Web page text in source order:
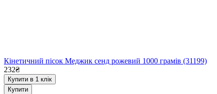
Кінетичний пісок Меджик сенд рожевий 1000 грамів (31199)
232₴
Купити в 1 клік
Купити